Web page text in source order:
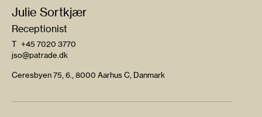
Julie Sortkjær
Receptionist
T +45 7020 3770
jso@patrade.dk
Ceresbyen 75, 6., 8000 Aarhus C, Danmark